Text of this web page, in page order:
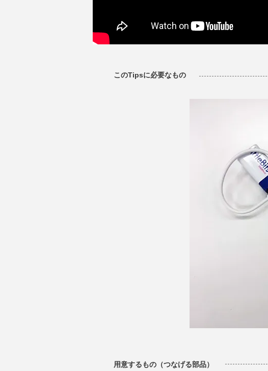
このTipsに必要なもの
用意するもの（つなげる部品）